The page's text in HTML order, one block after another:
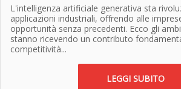
L'intelligenza artificiale generativa sta
applicazioni industriali, offrendo alle
opportunità senza precedenti. Ecco gli
stanno ricevendo un contributo
competitività...
LEGGI SUBITO